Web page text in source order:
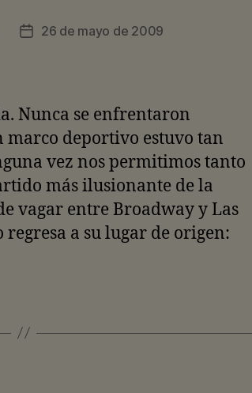
Fecha26 de mayo de 2009
Nunca se enfrentaron
marco deportivo estuvo tan
vez nos permitimos tanto
más ilusionante de la
vagar entre Broadway y Las
regresa a su lugar de origen: